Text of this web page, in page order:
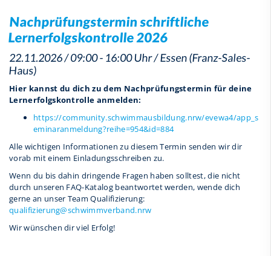
Nachprüfungstermin schriftliche
Lernerfolgskontrolle 2026
22.11.2026 / 09:00 - 16:00 Uhr / Essen (Franz-Sales-
Haus)
Hier kannst du dich zu dem Nachprüfungstermin für deine
Lernerfolgskontrolle anmelden:
https://community.schwimmausbildung.nrw/evewa4/app_s
eminaranmeldung?reihe=954&id=884
Alle wichtigen Informationen zu diesem Termin senden wir dir
vorab mit einem Einladungsschreiben zu.
Wenn du bis dahin dringende Fragen haben solltest, die nicht
durch unseren FAQ-Katalog beantwortet werden, wende dich
gerne an unser Team Qualifizierung:
qualifizierung@schwimmverband.nrw
Wir wünschen dir viel Erfolg!